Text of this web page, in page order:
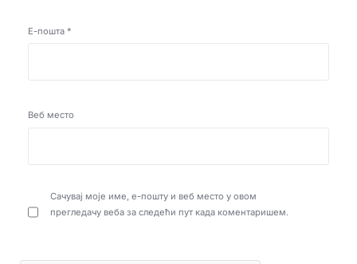
Е-пошта *
Веб место
Сачувај моје име, е-пошту и веб место у овом
прегледачу веба за следећи пут када коментаришем.